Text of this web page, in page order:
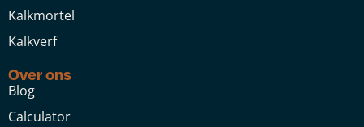
Kalkmortel
Kalkverf
Over ons
Blog
Calculator